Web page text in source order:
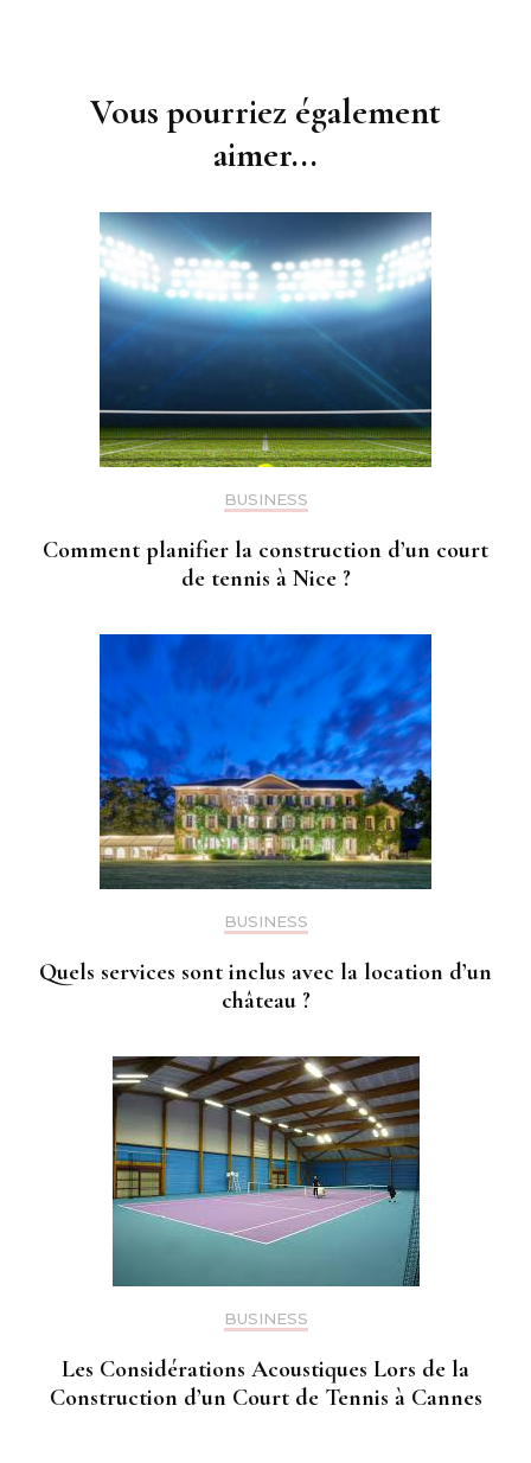
Vous pourriez également
aimer...
BUSINESS
Comment planifier la construction d’un court
de tennis à Nice ?
BUSINESS
Quels services sont inclus avec la location d’un
château ?
BUSINESS
Les Considérations Acoustiques Lors de la
Construction d’un Court de Tennis à Cannes